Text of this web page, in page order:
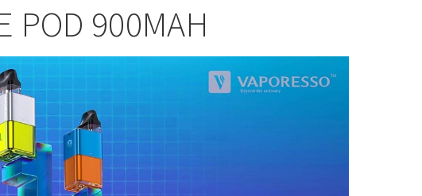
POD 900MAH